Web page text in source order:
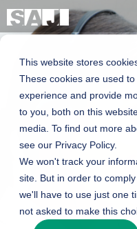
This website stores
These cookies are used
experience and provide
to you, both on this
media. To find out more
see our Privacy Policy.
We won't track your
site. But in order to
we'll have to use just one
not asked to make this